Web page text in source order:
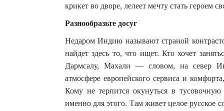
крикет во дворе, лелеет мечту стать героем
Разнообразьте досуг
Недаром Индию называют страной
найдет здесь то, что ищет. Кто хочет
Дармсалу, Махали — словом, на север
атмосфере европейского сервиса и
Кому не терпится окунуться в
именно для этого. Там живет целое русское